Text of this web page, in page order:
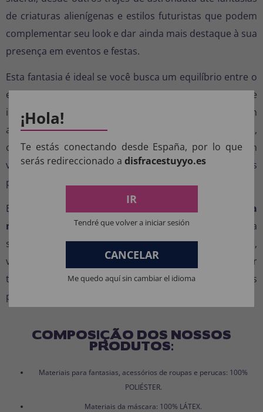
de criaturas alienígenas e estilos futuristas que podem
complementar seu look e dar ainda mais destaque à sua
presença em eventos e festas.
Esta fantasia é ideal se você busca um equilíbrio entre o
estilo clássico de astronauta e um design moderno e
impactante. Você pode realçar o efeito espacial com
acessórios opcionais que complementam a cor laranja,
como luvas metálicas ou botas brancas, criando um
visual mais completo sem desviar a atenção das peças
principais.
Em resumo, a
fantasia de astronauta laranja para
missões espaciais, ideal para mulheres,
oferece uma
solução imediata para um visual espacial impactante,
visualmente atraente e coerente, perfeito para qualquer
tipo de celebração onde o espaço e a aventura são os
protagonistas.
COMPOSIÇÃO DOS NOSSOS
PRODUTOS:
Materiais para fantasias, acessórios de roupas e perucas: 100%
POLIÉSTER.
Materiais da máscara: 100% LÁTEX.
¡Hola!
Te estás conectando desde España, por lo que
serás redireccionado a disfracestuyyo.es
IR
Tendré que volver a iniciar sesión
CANCELAR
Me quedo aquí sin cambiar el idioma